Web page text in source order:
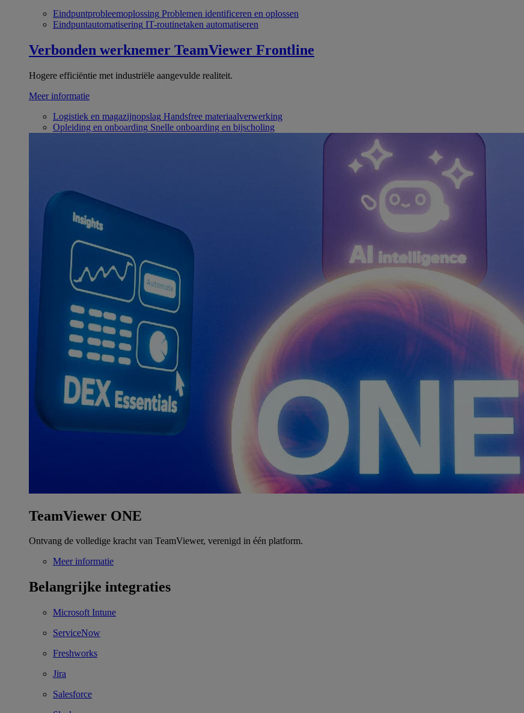
Eindpuntprobleemoplossing Problemen identificeren en oplossen
Eindpuntautomatisering IT-routinetaken automatiseren
Verbonden werknemer TeamViewer Frontline
Hogere efficiëntie met industriële aangevulde realiteit.
Meer informatie
Logistiek en magazijnopslag Handsfree materiaalverwerking
Opleiding en onboarding Snelle onboarding en bijscholing
TeamViewer ONE
Ontvang de volledige kracht van TeamViewer, verenigd in één platform.
Meer informatie
Belangrijke integraties
Microsoft Intune
ServiceNow
Freshworks
Jira
Salesforce